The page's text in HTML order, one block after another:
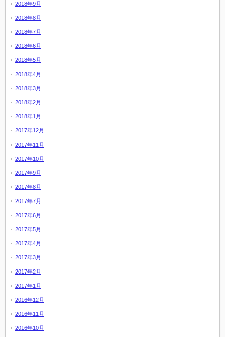
2018年9月
2018年8月
2018年7月
2018年6月
2018年5月
2018年4月
2018年3月
2018年2月
2018年1月
2017年12月
2017年11月
2017年10月
2017年9月
2017年8月
2017年7月
2017年6月
2017年5月
2017年4月
2017年3月
2017年2月
2017年1月
2016年12月
2016年11月
2016年10月